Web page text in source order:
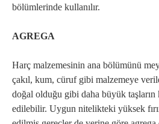
bölümlerinde kullanılır.
AGREGA
Harç malzemesinin ana bölümünü
çakıl, kum, cüruf gibi malzemeye
doğal olduğu gibi daha büyük taşların
edilebilir. Uygun nitelikteki yüksek